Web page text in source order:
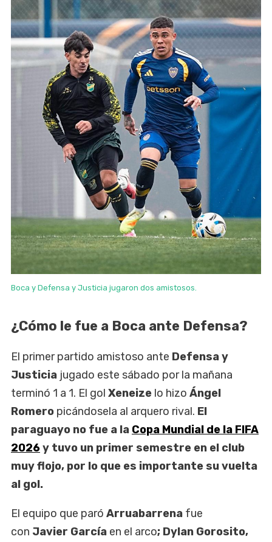
Boca y Defensa y Justicia jugaron dos amistosos.
¿Cómo le fue a Boca ante Defensa?
El primer partido amistoso ante Defensa y
Justicia jugado este sábado por la mañana
terminó 1 a 1. El gol Xeneize lo hizo Ángel
Romero picándosela al arquero rival. El
paraguayo no fue a la Copa Mundial de la FIFA
2026y tuvo un primer semestre en el club
muy flojo, por lo que es importante su vuelta
al gol.
El equipo que paró Arruabarrena fue
con Javier García en el arco; Dylan Gorosito,